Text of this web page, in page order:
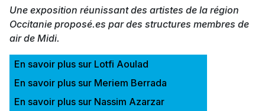
Une exposition réunissant des artistes de la région
Occitanie proposé.es par des structures membres de
air de Midi.
En savoir plus sur Lotfi Aoulad
En savoir plus sur Meriem Berrada
En savoir plus sur Nassim Azarzar